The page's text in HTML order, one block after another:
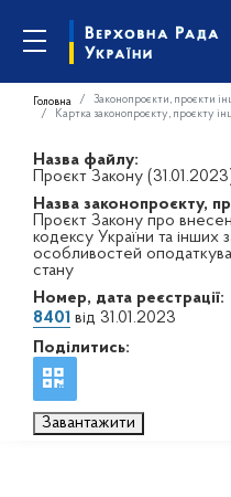
Головна Законопроєкти, проєкти
Картка законопроєкту, проєкту
Назва файлу:
Проєкт Закону
Назва законопроєкту,
Проєкт Закону про
кодексу України та інших
особливостей
стану
Номер, дата реєстрації:
8401 від 31.01.2023
Поділитись:
Завантажити